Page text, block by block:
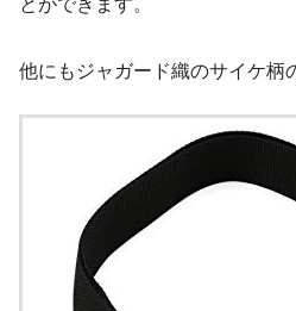
とができます。
他にもジャガード織のサイケ柄